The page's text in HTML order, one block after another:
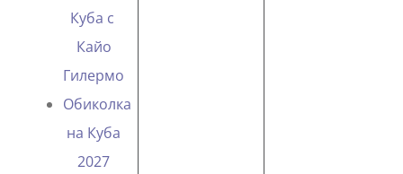
Куба с
Кайо
Гилермо
Oбиколка
на Куба
2027